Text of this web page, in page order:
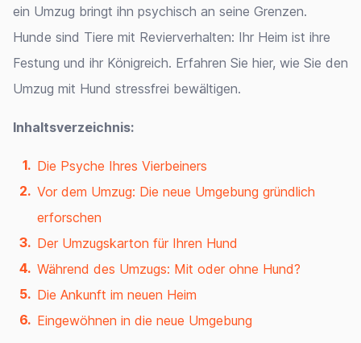
ein Umzug bringt ihn psychisch an seine Grenzen.
Hunde sind Tiere mit Revierverhalten: Ihr Heim ist ihre
Festung und ihr Königreich. Erfahren Sie hier, wie Sie den
Umzug mit Hund stressfrei bewältigen.
Inhaltsverzeichnis:
Die Psyche Ihres Vierbeiners
Vor dem Umzug: Die neue Umgebung gründlich
erforschen
Der Umzugskarton für Ihren Hund
Während des Umzugs: Mit oder ohne Hund?
Die Ankunft im neuen Heim
Eingewöhnen in die neue Umgebung